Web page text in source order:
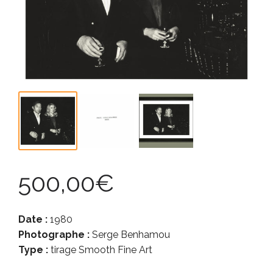
500,00€
Date : 1980
Photographe : Serge Benhamou
Type : tirage Smooth Fine Art